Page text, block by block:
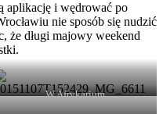
aplikację i wędrować po
nie sposób się nudzić
że długi majowy weekend
W Afrykarium